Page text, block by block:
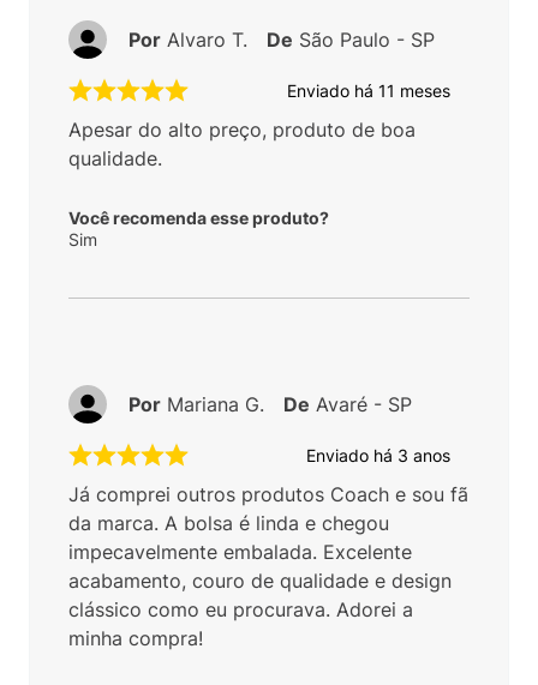
Enviado há 11 meses
Apesar do alto preço, produto de boa
qualidade.
Você recomenda esse produto?
Sim
Por Alvaro T. De São Paulo - SP
Enviado há 3 anos
Já comprei outros produtos Coach e sou fã
da marca. A bolsa é linda e chegou
impecavelmente embalada. Excelente
acabamento, couro de qualidade e design
clássico como eu procurava. Adorei a
minha compra!
Por Mariana G. De Avaré - SP